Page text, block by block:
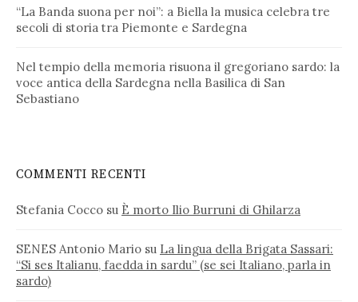
“La Banda suona per noi”: a Biella la musica celebra tre
secoli di storia tra Piemonte e Sardegna
Nel tempio della memoria risuona il gregoriano sardo: la
voce antica della Sardegna nella Basilica di San
Sebastiano
COMMENTI RECENTI
Stefania Cocco su È morto Ilio Burruni di Ghilarza
SENES Antonio Mario su La lingua della Brigata Sassari:
“Si ses Italianu, faedda in sardu” (se sei Italiano, parla in
sardo)